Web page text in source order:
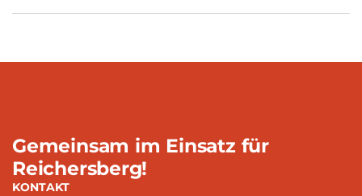
Gemeinsam im Einsatz für
Reichersberg!
KONTAKT